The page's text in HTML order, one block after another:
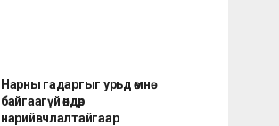
Нарны гадаргыг урьд өмнө
байгаагүй өндөр
нарийвчлалтайгаар